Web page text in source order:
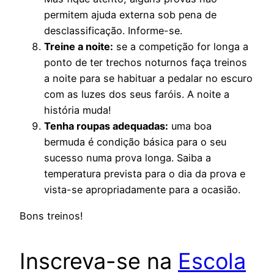
permitem ajuda externa sob pena de
desclassificação. Informe-se.
Treine a noite: se a competição for longa a
ponto de ter trechos noturnos faça treinos
a noite para se habituar a pedalar no escuro
com as luzes dos seus faróis. A noite a
história muda!
Tenha roupas adequadas: uma boa
bermuda é condição básica para o seu
sucesso numa prova longa. Saiba a
temperatura prevista para o dia da prova e
vista-se apropriadamente para a ocasião.
Bons treinos!
Inscreva-se na Escola